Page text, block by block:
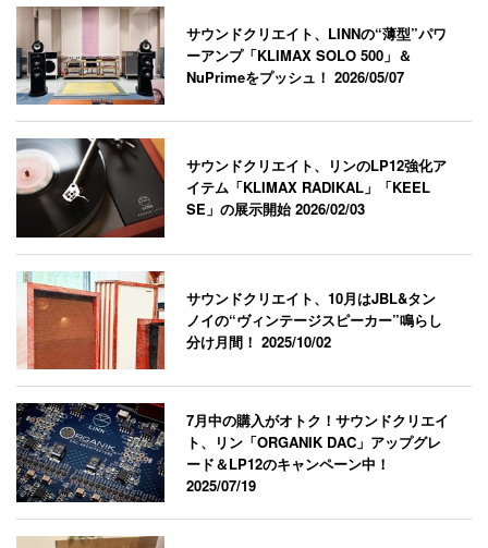
サウンドクリエイト、LINNの“薄型”パワ
ーアンプ「KLIMAX SOLO 500」＆
NuPrimeをプッシュ！2026/05/07
サウンドクリエイト、リンのLP12強化ア
イテム「KLIMAX RADIKAL」「KEEL
SE」の展示開始2026/02/03
サウンドクリエイト、10月はJBL&タン
ノイの“ヴィンテージスピーカー”鳴らし
分け月間！2025/10/02
7月中の購入がオトク！サウンドクリエイ
ト、リン「ORGANIK DAC」アップグレ
ード＆LP12のキャンペーン中！
2025/07/19